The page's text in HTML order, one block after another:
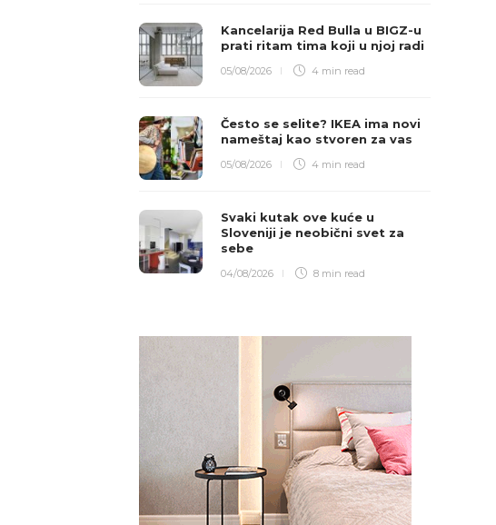
Kancelarija Red Bulla u BIGZ-u
prati ritam tima koji u njoj radi
05/08/2026 4 min read
Često se selite? IKEA ima novi
nameštaj kao stvoren za vas
05/08/2026 4 min read
Svaki kutak ove kuće u
Sloveniji je neobični svet za
sebe
04/08/2026 8 min read